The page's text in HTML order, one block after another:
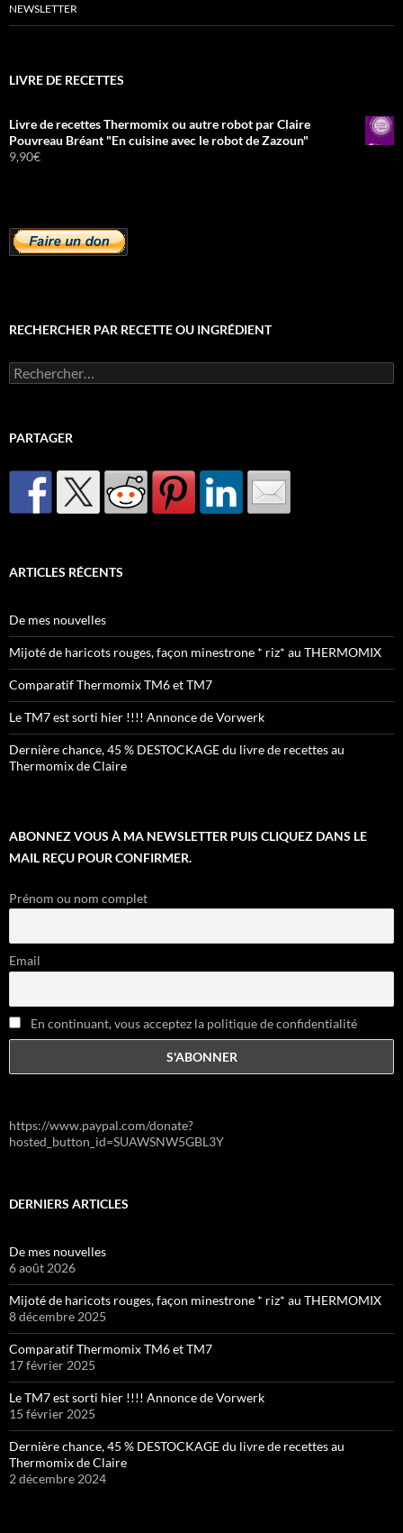
NEWSLETTER
LIVRE DE RECETTES
Livre de recettes Thermomix ou autre robot par Claire
Pouvreau Bréant "En cuisine avec le robot de Zazoun"
9,90€
RECHERCHER PAR RECETTE OU INGRÉDIENT
Rechercher :
PARTAGER
ARTICLES RÉCENTS
De mes nouvelles
Mijoté de haricots rouges, façon minestrone * riz* au THERMOMIX
Comparatif Thermomix TM6 et TM7
Le TM7 est sorti hier !!!! Annonce de Vorwerk
Dernière chance, 45 % DESTOCKAGE du livre de recettes au
Thermomix de Claire
ABONNEZ VOUS À MA NEWSLETTER PUIS CLIQUEZ DANS LE
MAIL REÇU POUR CONFIRMER.
Prénom ou nom complet
Email
En continuant, vous acceptez la politique de confidentialité
https://www.paypal.com/donate?
hosted_button_id=SUAWSNW5GBL3Y
DERNIERS ARTICLES
De mes nouvelles
6 août 2026
Mijoté de haricots rouges, façon minestrone * riz* au THERMOMIX
8 décembre 2025
Comparatif Thermomix TM6 et TM7
17 février 2025
Le TM7 est sorti hier !!!! Annonce de Vorwerk
15 février 2025
Dernière chance, 45 % DESTOCKAGE du livre de recettes au
Thermomix de Claire
2 décembre 2024